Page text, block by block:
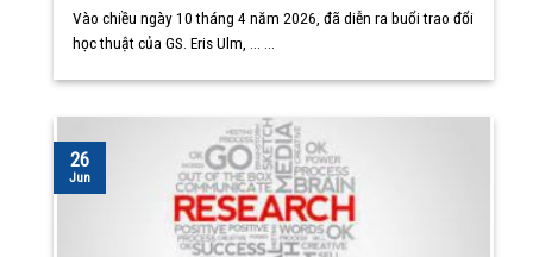
Vào chiều ngày 10 tháng 4 năm 2026, đã diễn ra buổi trao đổi
học thuật của GS. Eris Ulm, ... ...
26
Jun